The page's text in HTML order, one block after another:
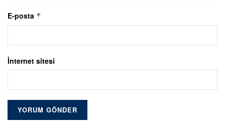
E-posta *
İnternet sitesi